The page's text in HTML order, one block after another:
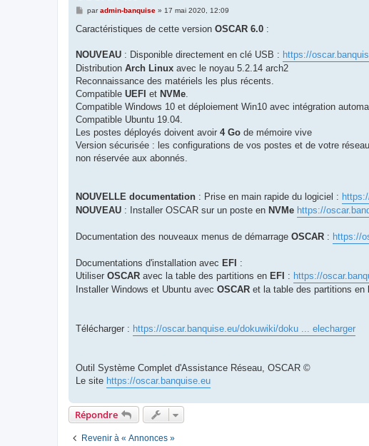
M
s
g
paradmin-banquise» 17 mai 2020, 12:09
Caractéristiques de cette version OSCAR 6.0 :
NOUVEAU : Disponible directement en clé USB : https://
Distribution Arch Linux avec le noyau 5.2.14 arch2
Reconnaissance des matériels les plus récents.
Compatible UEFI et NVMe
Compatible Windows 10 et déploiement Win10 avec intégration
Compatible Ubuntu 19.04.
Les postes déployés doivent avoir 4 Go de mémoire vive
Version sécurisée : les configurations de vos postes et de votre
non réservée aux abonnés.
NOUVELLE documentation : Prise en main rapide du logiciel :
NOUVEAU : Installer OSCAR sur un poste en NVMe https://
Documentation des nouveaux menus de démarrage OSCAR : https://
Documentations d'installation avec EFI :
Utiliser OSCAR avec la table des partitions en EFI : https://
Installer Windows et Ubuntu avec OSCAR et la table des partitions en
Télécharger : https://oscar.banquise.eu/dokuwiki/doku ... elecharger
Outil Système Complet d'Assistance Réseau, OSCAR ©
Le site https://oscar.banquise.eu
Répondre
Revenir à « Annonces »